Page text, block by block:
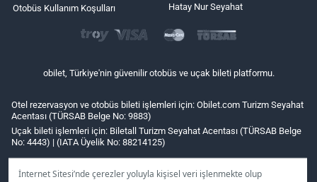
İnternet Sitesi’nde çerezler yoluyla kişisel veri işlenmekte olup
Otobüs Kullanım Koşulları
Hatay Nur Seyahat
obilet, Türkiye'nin güvenilir otobüs ve uçak bileti platformu.
Otel rezervasyon ve otobüs bileti işlemleri için: Obilet.com Turizm Seyahat
Acentası (TÜRSAB Belge No: 9883)
Uçak bileti işlemleri için: Biletall Turizm Seyahat Acentası (TÜRSAB Belge
No: 4443) | (IATA Üyelik No: 88214125)